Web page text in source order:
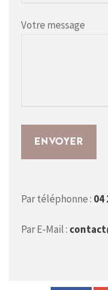
Votre message
Par téléphonne : 04
Par E-Mail :